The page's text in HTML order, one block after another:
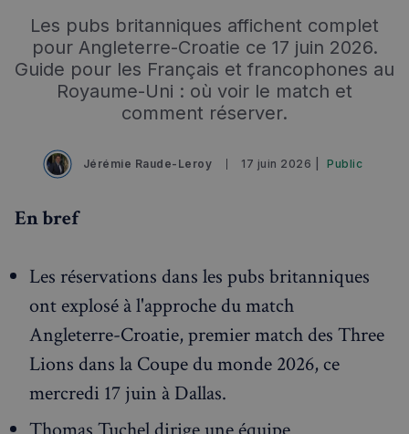
Les pubs britanniques affichent complet
pour Angleterre-Croatie ce 17 juin 2026.
Guide pour les Français et francophones au
Royaume-Uni : où voir le match et
comment réserver.
Jérémie Raude-Leroy 17 juin 2026 | Public
En bref
Les réservations dans les pubs britanniques
ont explosé à l'approche du match
Angleterre-Croatie, premier match des Three
Lions dans la Coupe du monde 2026, ce
mercredi 17 juin à Dallas.